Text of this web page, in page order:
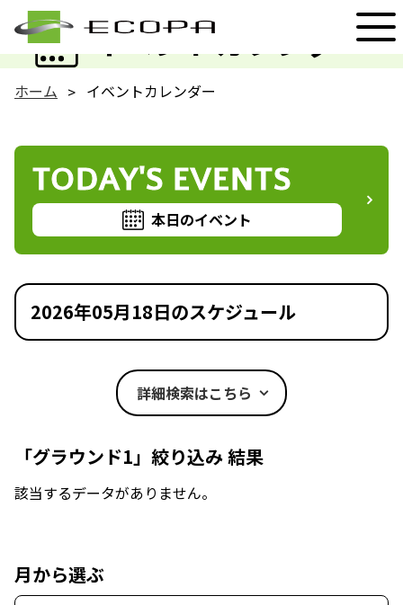
イベントカレンダー
EVENT
ホーム イベントカレンダー
TODAY'S EVENTS
本日のイベント
2026年05月18日のスケジュール
詳細検索はこちら
「グラウンド1」絞り込み 結果
該当するデータがありません。
月から選ぶ